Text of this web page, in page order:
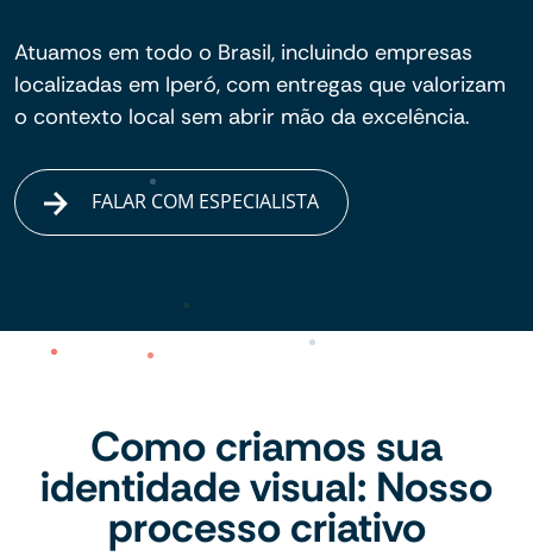
Atuamos em todo o Brasil, incluindo empresas
localizadas em Iperó, com entregas que valorizam
o contexto local sem abrir mão da excelência.
FALAR COM ESPECIALISTA
Como criamos sua
identidade visual: Nosso
processo criativo